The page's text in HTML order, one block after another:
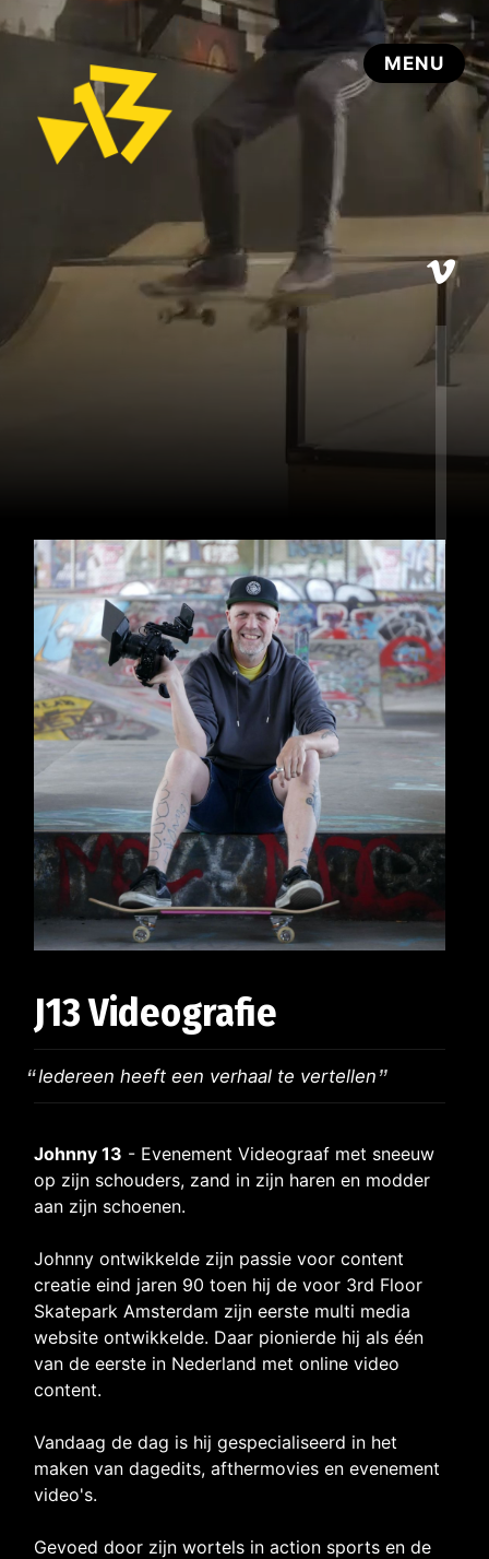
J13 Videografie
Iedereen heeft een verhaal te vertellen
Johnny 13 - Evenement Videograaf met sneeuw
op zijn schouders, zand in zijn haren en modder
aan zijn schoenen.
Johnny ontwikkelde zijn passie voor content
creatie eind jaren 90 toen hij de voor 3rd Floor
Skatepark Amsterdam zijn eerste multi media
website ontwikkelde. Daar pionierde hij als één
van de eerste in Nederland met online video
content.
Vandaag de dag is hij gespecialiseerd in het
maken van dagedits, afthermovies en evenement
video's.
Gevoed door zijn wortels in action sports en de